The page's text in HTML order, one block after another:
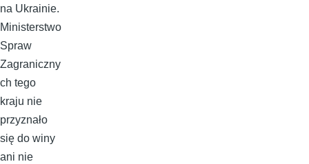
na Ukrainie.
Ministerstwo
Spraw
Zagraniczny
ch tego
kraju nie
przyznało
się do winy
ani nie